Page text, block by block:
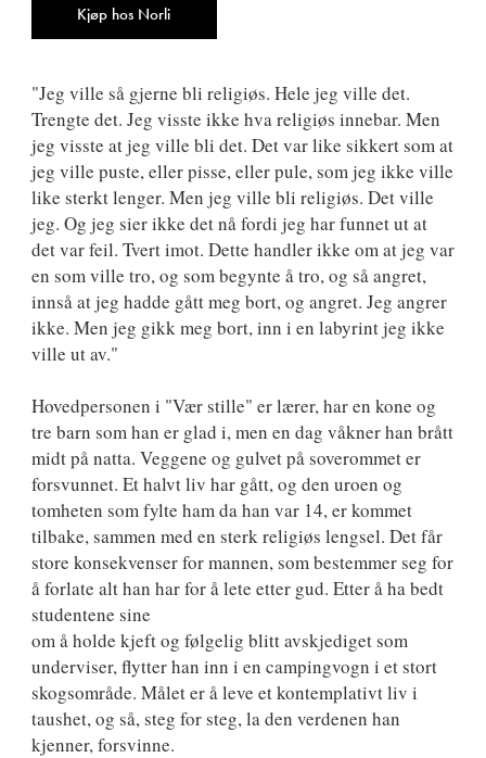
Kjøp hos Norli
"Jeg ville så gjerne bli religiøs. Hele jeg ville det.
Trengte det. Jeg visste ikke hva religiøs innebar. Men
jeg visste at jeg ville bli det. Det var like sikkert som at
jeg ville puste, eller pisse, eller pule, som jeg ikke ville
like sterkt lenger. Men jeg ville bli religiøs. Det ville
jeg. Og jeg sier ikke det nå fordi jeg har funnet ut at
det var feil. Tvert imot. Dette handler ikke om at jeg var
en som ville tro, og som begynte å tro, og så angret,
innså at jeg hadde gått meg bort, og angret. Jeg angrer
ikke. Men jeg gikk meg bort, inn i en labyrint jeg ikke
ville ut av."
Hovedpersonen i "Vær stille" er lærer, har en kone og
tre barn som han er glad i, men en dag våkner han brått
midt på natta. Veggene og gulvet på soverommet er
forsvunnet. Et halvt liv har gått, og den uroen og
tomheten som fylte ham da han var 14, er kommet
tilbake, sammen med en sterk religiøs lengsel. Det får
store konsekvenser for mannen, som bestemmer seg for
å forlate alt han har for å lete etter gud. Etter å ha bedt
studentene sine
om å holde kjeft og følgelig blitt avskjediget som
underviser, flytter han inn i en campingvogn i et stort
skogsområde. Målet er å leve et kontemplativt liv i
taushet, og så, steg for steg, la den verdenen han
kjenner, forsvinne.